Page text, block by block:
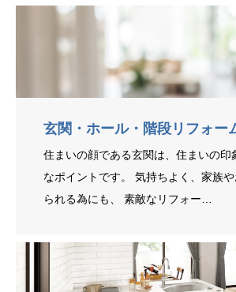
玄関・ホール・階段リフォー
住まいの顔である玄関は、住まいの印
なポイントです。 気持ちよく、家族や
られる為にも、 素敵なリフォー…